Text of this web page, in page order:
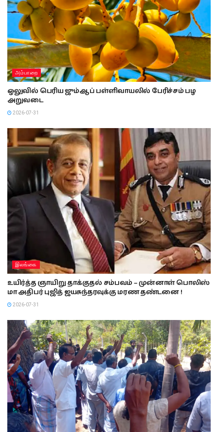
அம்பாறை
ஒலுவில் பெரிய ஜும்ஆப் பள்ளிவாயலில் பேரிச்சம் பழ
அறுவடை
2026-07-31
இலங்கை
உயிர்த்த ஞாயிறு தாக்குதல் சம்பவம் – முன்னாள் பொலிஸ்
மா அதிபர் புஜித் ஜயசுந்தரவுக்கு மரண தண்டனை !
2026-07-31